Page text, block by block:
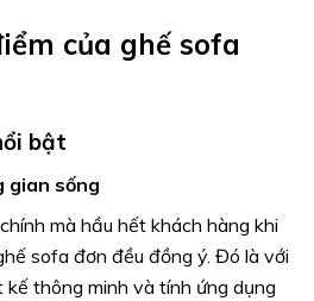
của ghế sofa
bật
gian sống
mà hầu hết khách hàng khi
sofa đơn đều đồng ý. Đó là với
thông minh và tính ứng dụng